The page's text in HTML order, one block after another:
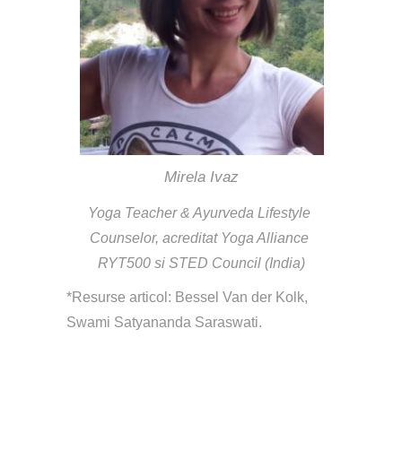
Mirela Ivaz
Yoga Teacher & Ayurveda Lifestyle
Counselor, acreditat Yoga Alliance
RYT500 si STED Council (India)
*Resurse articol: Bessel Van der Kolk,
Swami Satyananda Saraswati.